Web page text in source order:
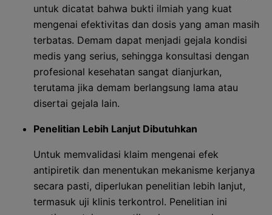
untuk dicatat bahwa bukti ilmiah yang kuat
mengenai efektivitas dan dosis yang aman masih
terbatas. Demam dapat menjadi gejala kondisi
medis yang serius, sehingga konsultasi dengan
profesional kesehatan sangat dianjurkan,
terutama jika demam berlangsung lama atau
disertai gejala lain.
Penelitian Lebih Lanjut Dibutuhkan
Untuk memvalidasi klaim mengenai efek
antipiretik dan menentukan mekanisme kerjanya
secara pasti, diperlukan penelitian lebih lanjut,
termasuk uji klinis terkontrol. Penelitian ini